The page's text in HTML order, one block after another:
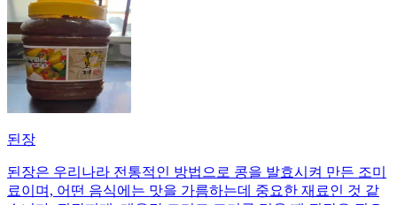
된장
된장은 우리나라 전통적인 방법으로 콩을 발효시켜 만든 조미
료이며, 어떤 음식에는 맛을 가름하는데 중요한 재료인 것 같